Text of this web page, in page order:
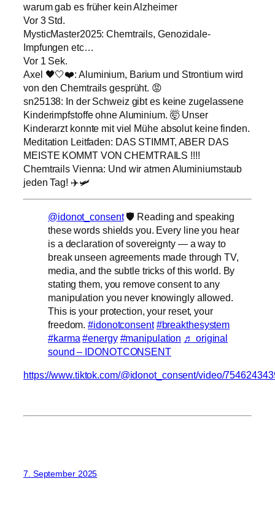
warum gab es früher kein Alzheimer
Vor 3 Std.
MysticMaster2025: Chemtrails, Genozidale-
Impfungen etc…
Vor 1 Sek.
Axel 🖤🤍❤️: Aluminium, Barium und Strontium wird
von den Chemtrails gesprüht. 😡
sn25138: In der Schweiz gibt es keine zugelassene
Kinderimpfstoffe ohne Aluminium. 🤯 Unser
Kinderarzt konnte mit viel Mühe absolut keine finden.
Meditation Leitfaden: DAS STIMMT, ABER DAS
MEISTE KOMMT VON CHEMTRAILS !!!!
Chemtrails Vienna: Und wir atmen Aluminiumstaub
jeden Tag! ✈️🛩
@idonot_consent🛡️ Reading and speaking
these words shields you. Every line you hear
is a declaration of sovereignty — a way to
break unseen agreements made through TV,
media, and the subtle tricks of this world. By
stating them, you remove consent to any
manipulation you never knowingly allowed.
This is your protection, your reset, your
freedom.#idonotconsent #breakthesystem
#karma #energy #manipulation ♬ original
sound – IDONOTCONSENT
https://www.tiktok.com/@idonot_consent/video/
7. September 2025